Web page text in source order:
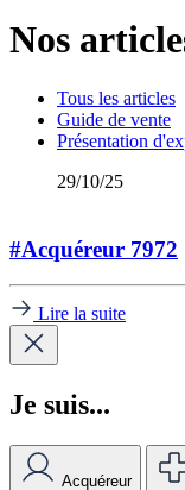
Nos
Tous les articles
Guide de vente
Présentation
29/10/25
#Acquéreur 7972
Lire la suite
Je suis...
Acquéreur